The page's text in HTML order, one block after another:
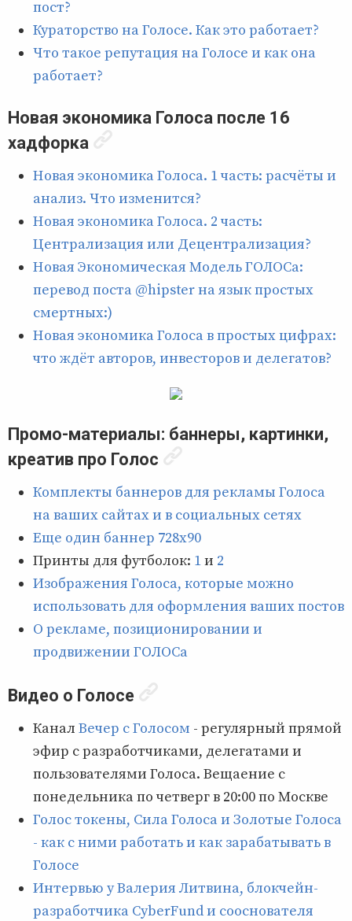
пост?
Кураторство на Голосе. Как это работает?
Что такое репутация на Голосе и как она
работает?
Новая экономика Голоса после 16
хадфорка
Новая экономика Голоса. 1 часть: расчёты и
анализ. Что изменится?
Новая экономика Голоса. 2 часть:
Централизация или Децентрализация?
Новая Экономическая Модель ГОЛОСа:
перевод поста @hipster на язык простых
смертных:)
Новая экономика Голоса в простых цифрах:
что ждёт авторов, инвесторов и делегатов?
Промо-материалы: баннеры, картинки,
креатив про Голос
Комплекты баннеров для рекламы Голоса
на ваших сайтах и в социальных сетях
Еще один баннер 728х90
Принты для футболок: 1и 2
Изображения Голоса, которые можно
использовать для оформления ваших постов
О рекламе, позиционировании и
продвижении ГОЛОСа
Видео о Голосе
Канал Вечер с Голосом - регулярный прямой
эфир с разработчиками, делегатами и
пользователями Голоса. Вещаение с
понедельника по четверг в 20:00 по Москве
Голос токены, Сила Голоса и Золотые Голоса
- как с ними работать и как зарабатывать в
Голосе
Интервью у Валерия Литвина, блокчейн-
разработчика CyberFund и сооснователя